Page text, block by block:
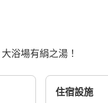
浴場有絹之湯！
住宿設施